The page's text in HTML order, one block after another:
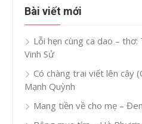
Bài viết mới
Lỗi hẹn cùng ca dao – thơ:
Vinh Sử
Có chàng trai viết lên cây
Mạnh Quỳnh
Mang tiền về cho mẹ – Đen